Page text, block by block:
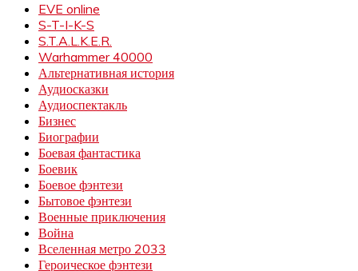
EVE online
S-T-I-K-S
S.T.A.L.K.E.R.
Warhammer 40000
Альтернативная история
Аудиосказки
Аудиоспектакль
Бизнес
Биографии
Боевая фантастика
Боевик
Боевое фэнтези
Бытовое фэнтези
Военные приключения
Война
Вселенная метро 2033
Героическое фэнтези